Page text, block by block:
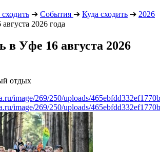
➔ События ➔ Куда сходить ➔ 2026
августа 2026 года
в Уфе 16 августа 2026
отдых
image/269/250/uploads/
image/269/250/uploads/